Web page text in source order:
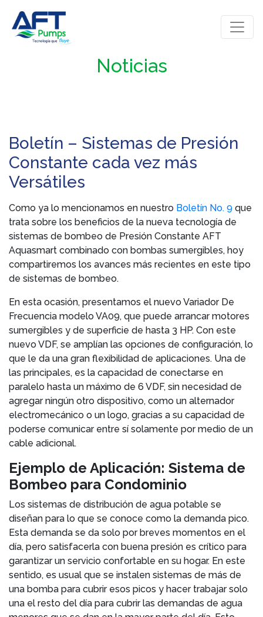
Noticias
Boletín – Sistemas de Presión
Constante cada vez más
Versátiles
Como ya lo mencionamos en nuestro Boletín No. 9 que
trata sobre los beneficios de la nueva tecnología de
sistemas de bombeo de Presión Constante AFT
Aquasmart combinado con bombas sumergibles, hoy
compartiremos los avances más recientes en este tipo
de sistemas de bombeo.
En esta ocasión, presentamos el nuevo Variador De
Frecuencia modelo VA09, que puede arrancar motores
sumergibles y de superficie de hasta 3 HP. Con este
nuevo VDF, se amplían las opciones de configuración, lo
que le da una gran flexibilidad de aplicaciones. Una de
las principales, es la capacidad de conectarse en
paralelo hasta un máximo de 6 VDF, sin necesidad de
agregar ningún otro dispositivo, como un alternador
electromecánico o un logo, gracias a su capacidad de
poderse comunicar entre sí solamente por medio de un
cable adicional.
Ejemplo de Aplicación: Sistema de
Bombeo para Condominio
Los sistemas de distribución de agua potable se
diseñan para lo que se conoce como la demanda pico.
Esta demanda se da solo por breves momentos en el
día, pero satisfacerla con buena presión es crítico para
garantizar un servicio confortable en su hogar. En este
sentido, es usual que se instalen sistemas de más de
una bomba para cubrir esos picos y hacer trabajar solo
una el resto del día para cubrir las demandas de agua